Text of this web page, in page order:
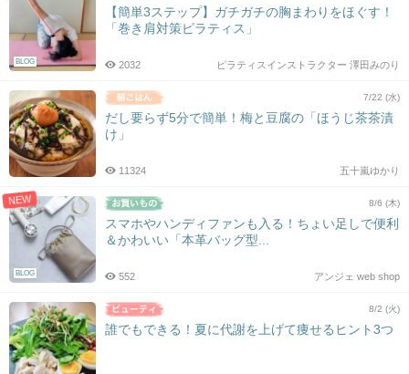
BLOG
【簡単3ステップ】ガチガチの胸まわりをほぐす！
「巻き肩対策ピラティス」
ピラティスインストラクター 澤田みのり
2032
7/22 (水)
だし要らず5分で簡単！梅と豆腐の「ほうじ茶茶漬
け」
五十嵐ゆかり
11324
NEW
BLOG
8/6 (木)
スマホやハンディファンも入る！ちょい足しで便利
＆かわいい「本革バッグ型...
アンジェ web shop
552
8/2 (火)
誰でもできる！夏に代謝を上げて痩せるヒント3つ